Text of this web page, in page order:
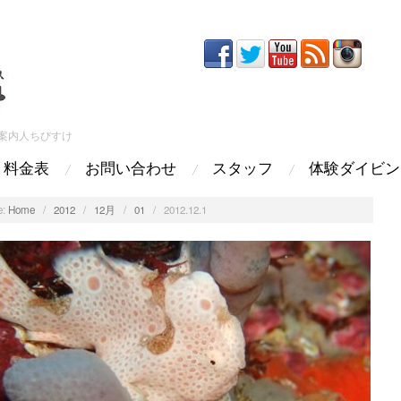
内人ちびすけ
料金表 お問い合わせ スタッフ 体験ダイビ
Home / 2012 / 12月 / 01 / 2012.12.1